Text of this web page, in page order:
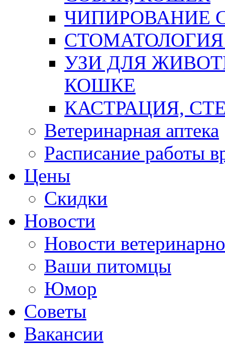
ЧИПИРОВАНИЕ
УЗИ ДЛЯ
КОШКЕ
КАСТРАЦИЯ,
Ветеринарная аптека
Расписание работы
Цены
Скидки
Новости
Новости
Ваши питомцы
Юмор
Советы
Вакансии